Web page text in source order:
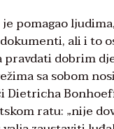
pomagao
ali i to
pravdati dobrim
sa sobom
ratu: „nije